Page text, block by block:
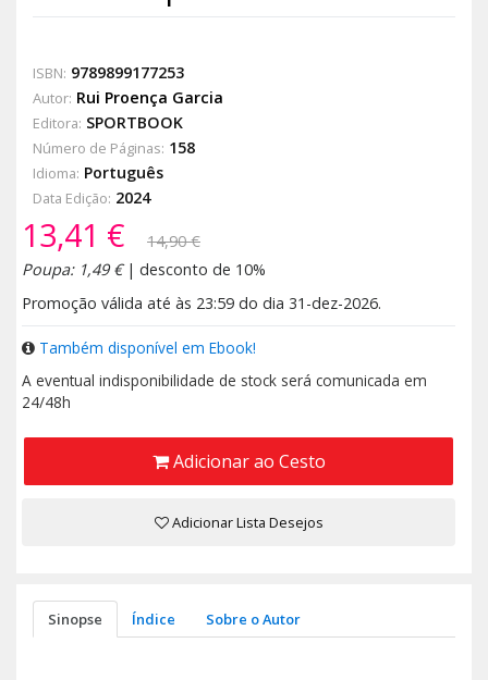
ISBN: 9789899177253
Autor: Rui Proença Garcia
Editora: SPORTBOOK
Número de Páginas: 158
Idioma: Português
Data Edição: 2024
13,41 €
14,90 €
Poupa: 1,49 €| desconto de 10%
Promoção válida até às 23:59 do dia 31-dez-2026.
Também disponível em Ebook!
A eventual indisponibilidade de stock será comunicada em
24/48h
Adicionar ao Cesto
Adicionar Lista Desejos
Sinopse Índice Sobre o Autor